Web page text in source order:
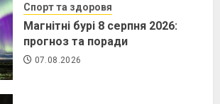
Спорт та здоровя
Магнітні бурі 8 серпня 2026:
прогноз та поради
07.08.2026